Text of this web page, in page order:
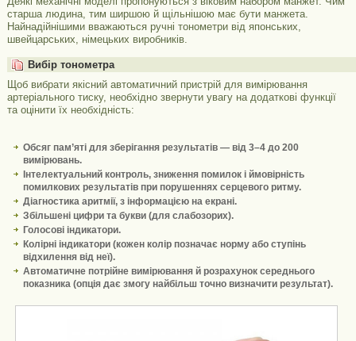
старша людина, тим ширшою й щільнішою має бути манжета.
Найнадійнішими вважаються ручні тонометри від японських,
швейцарських, німецьких виробників.
Вибір тонометра
Щоб вибрати якісний автоматичний пристрій для вимірювання
артеріального тиску, необхідно звернути увагу на додаткові функції
та оцінити їх необхідність:
Обсяг пам’яті для зберігання результатів — від 3–4 до 200
вимірювань.
Інтелектуальний контроль, зниження помилок і ймовірність
помилкових результатів при порушеннях серцевого ритму.
Діагностика аритмії, з інформацією на екрані.
Збільшені цифри та букви (для слабозорих).
Голосові індикатори.
Колірні індикатори (кожен колір позначає норму або ступінь
відхилення від неї).
Автоматичне потрійне вимірювання й розрахунок середнього
показника (опція дає змогу найбільш точно визначити результат).